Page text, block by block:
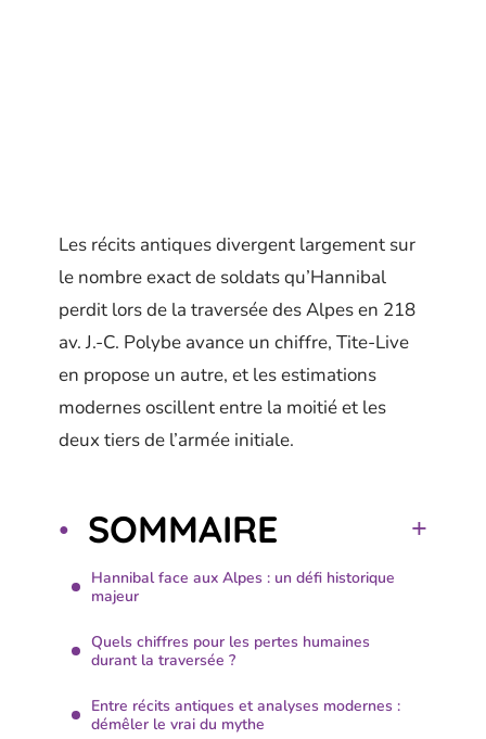
Les récits antiques divergent largement sur
le nombre exact de soldats qu’Hannibal
perdit lors de la traversée des Alpes en 218
av. J.-C. Polybe avance un chiffre, Tite-Live
en propose un autre, et les estimations
modernes oscillent entre la moitié et les
deux tiers de l’armée initiale.
SOMMAIRE
Hannibal face aux Alpes : un défi historique
majeur
Quels chiffres pour les pertes humaines
durant la traversée ?
Entre récits antiques et analyses modernes :
démêler le vrai du mythe